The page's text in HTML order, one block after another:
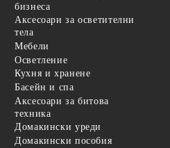
бизнеса
Аксесоари за осветителни
тела
Мебели
Осветление
Кухня и хранене
Басейн и спа
Аксесоари за битова
техника
Домакински уреди
Домакински пособия